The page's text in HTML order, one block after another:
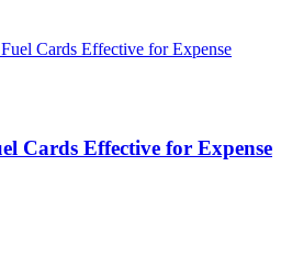
Cards Effective for Expense